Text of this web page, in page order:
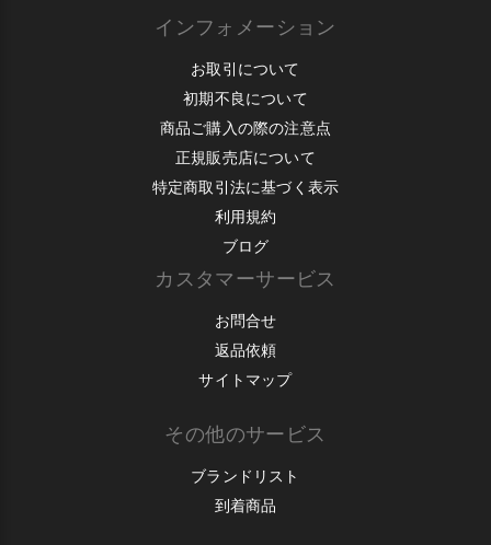
インフォメーション
お取引について
初期不良について
商品ご購入の際の注意点
正規販売店について
特定商取引法に基づく表示
利用規約
ブログ
カスタマーサービス
お問合せ
返品依頼
サイトマップ
その他のサービス
ブランドリスト
到着商品